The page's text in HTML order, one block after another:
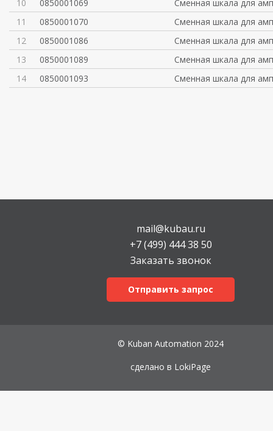
10
0850001069
Сменная шкала для
11
0850001070
Сменная шкала для
12
0850001086
Сменная шкала для
13
0850001089
Сменная шкала для
14
0850001093 Сменная шкала для
mail@kubau.ru
+7 (499) 444 38 50
Заказать звонок
Отправить запрос
© Kuban Automation 2024
сделано в LokiPage